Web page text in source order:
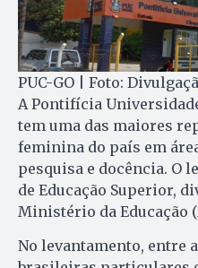
PUC-GO | Foto:
A Pontifícia
tem uma das maiores
feminina do país em
pesquisa e docência. O
de Educação Superior,
Ministério da Educação
No levantamento, entre